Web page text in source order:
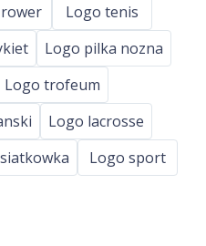
Logo tenis
Logo pilka nozna
Logo trofeum
Logo lacrosse
Logo sport